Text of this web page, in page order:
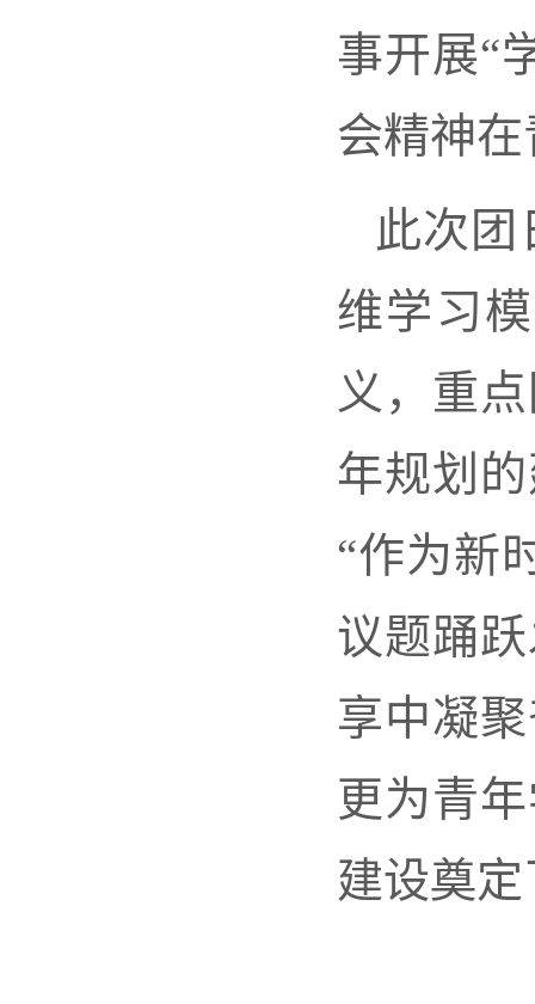
事开展“
会精神
此次
维学习
义，重
年规划
“作为新
议题踊
享中凝
更为青
建设奠